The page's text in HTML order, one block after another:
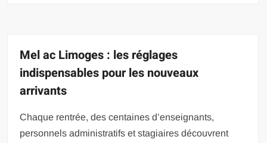
Mel ac Limoges : les réglages
indispensables pour les nouveaux
arrivants
Chaque rentrée, des centaines d’enseignants,
personnels administratifs et stagiaires découvrent